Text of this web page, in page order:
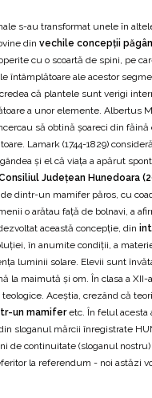
s-au transformat unele în
din vechile concepții
cu o scoartă de spini, pe
întâmplătoare ale acestor
că plantele sunt verigi
a unor elemente.
să obtină șoareci din
Lamark (1744-1829)
și el că viața a apărut
Județean Hunedoara
dintr-un mamifer păros, cu
o arătau față de bolnavi, a
această concepție, din
în anumite condiții, a
luminii solare. Elevii sunt
maimută și om. În clasa a
Aceștia, crezând că
un mamiferetc. În felul acesta
sloganul mărcii înregistrate
de continuitate (sloganul
la referendum - noi astăzi